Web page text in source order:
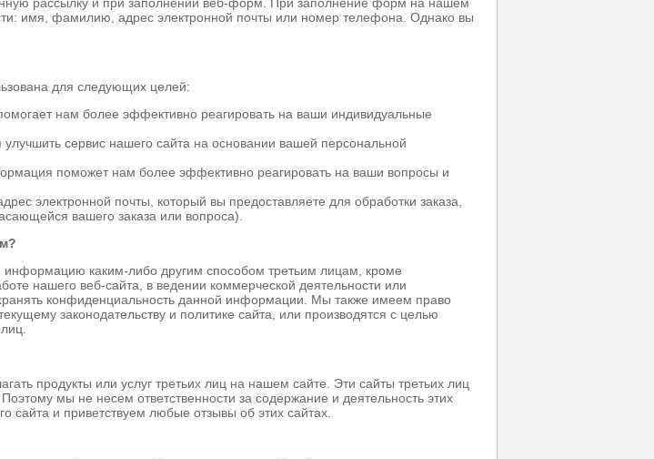
имя, фамилию, адрес электронной почты или номер телефона. Однако вы
для следующих целей:
нам более эффективно реагировать на ваши индивидуальные
сервис нашего сайта на основании вашей персональной
поможет нам более эффективно реагировать на ваши вопросы и
электронной почты, который вы предоставляете для обработки заказа,
вашего заказа или вопроса).
каким-либо другим способом третьим лицам, кроме
нашего веб-сайта, в ведении коммерческой деятельности или
конфиденциальность данной информации. Мы также имеем право
законодательству и политике сайта, или производятся с целью
продукты или услуг третьих лиц на нашем сайте. Эти сайты третьих лиц
мы не несем ответственности за содержание и деятельность этих
и приветствуем любые отзывы об этих сайтах.